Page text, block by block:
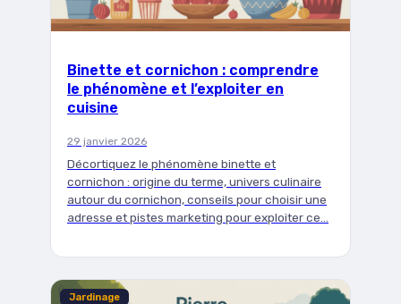
Binette et cornichon : comprendre
le phénomène et l’exploiter en
cuisine
29 janvier 2026
Décortiquez le phénomène binette et
cornichon : origine du terme, univers culinaire
autour du cornichon, conseils pour choisir une
adresse et pistes marketing pour exploiter ce…
Jardinage